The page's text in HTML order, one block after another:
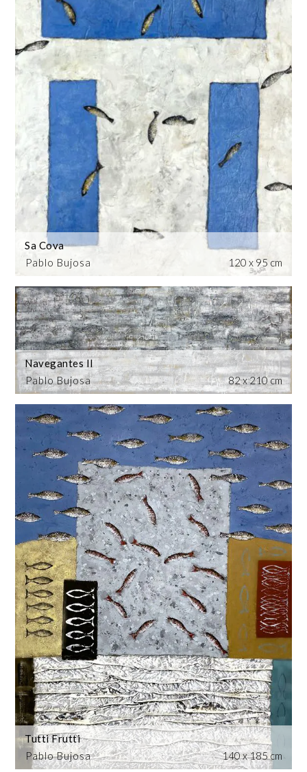
Pablo Bujosa
Sa Cova
120 x 95 cm
Pablo Bujosa
Navegantes II
82 x 210 cm
Pablo Bujosa
Tutti Frutti
140 x 185 cm